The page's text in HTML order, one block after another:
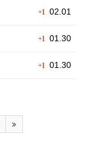
+1 02.01
+1 01.30
+1 01.30